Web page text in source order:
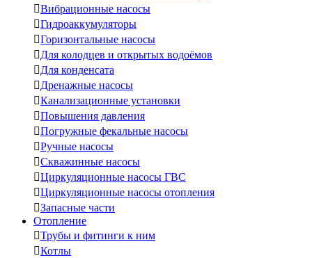
Вибрационные насосы
Гидроаккумуляторы
Горизонтальные насосы
Для колодцев и открытых водоёмов
Для конденсата
Дренажные насосы
Канализационные установки
Повышения давления
Погружные фекальные насосы
Ручные насосы
Скважинные насосы
Циркуляционные насосы ГВС
Циркуляционные насосы отопления
Запасные части
Отопление
Трубы и фитинги к ним
Котлы